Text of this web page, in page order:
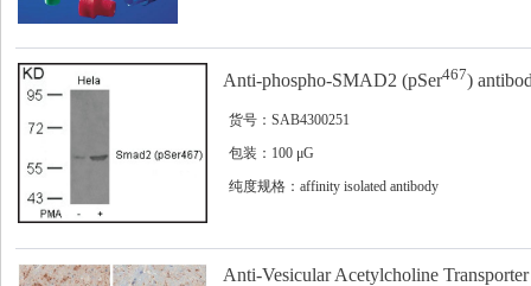
Anti-phospho-SMAD2 (pSer467)
货号：SAB4300251
包装：100 μG
纯度规格：affinity isolated antibody
Anti-Vesicular Acetylcholine